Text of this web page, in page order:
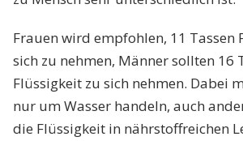
Frauen wird empfohlen, 11 Tassen
sich zu nehmen, Männer sollten 16
Flüssigkeit zu sich nehmen. Dabei
nur um Wasser handeln, auch
die Flüssigkeit in nährstoffreichen